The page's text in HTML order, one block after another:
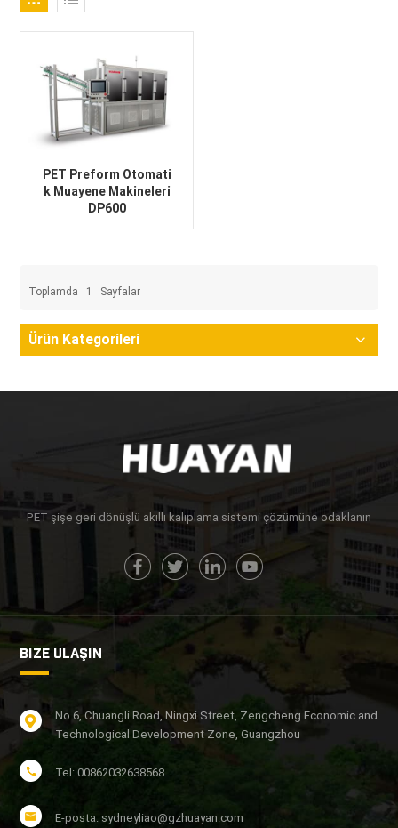
PET Preform Otomati
k Muayene Makineleri
DP600
Toplamda 1 Sayfalar
Ürün Kategorileri
PET şişe geri dönüşlü akıllı kalıplama sistemi çözümüne odaklanın
BIZE ULAŞIN
No.6, Chuangli Road, Ningxi Street, Zengcheng Economic and
Technological Development Zone, Guangzhou
Tel: 00862032638568
E-posta: sydneyliao@gzhuayan.com